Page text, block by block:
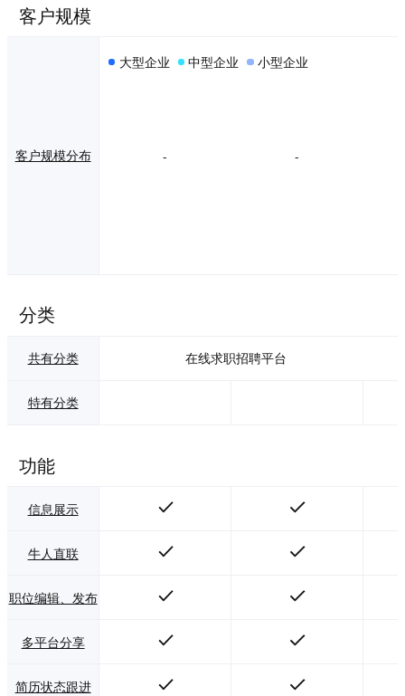
力资源咨询和评选
析报告和决策参
客户规模
客户规模分布
大型企业 中型企业 小型企业
- -
分类
共有分类 在线求职招聘平台
特有分类
功能
信息展示
牛人直联
职位编辑、发布
多平台分享
简历状态跟进